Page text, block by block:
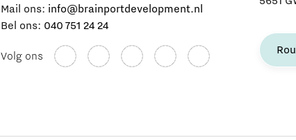
Mail ons: info@brainportdevelopment.nl
Bel ons: 040 751 24 24
Volg ons